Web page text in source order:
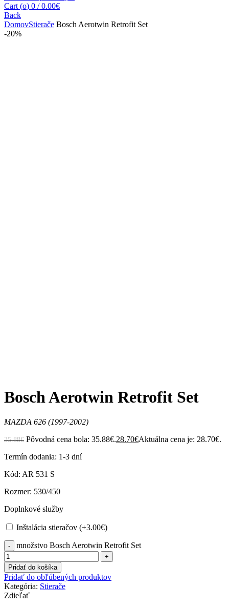
Cart (o) 0 / 0.00€
Back
DomovStierače Bosch Aerotwin Retrofit Set
-20%
Bosch Aerotwin Retrofit Set
MAZDA 626 (1997-2002)
35.88€ Pôvodná cena bola: 35.88€.28.70€Aktuálna cena je: 28.70€.
Termín dodania: 1-3 dní
Kód: AR 531 S
Rozmer: 530/450
Doplnkové služby
Inštalácia stieračov (+3.00€)
množstvo Bosch Aerotwin Retrofit Set
Pridať do košíka
Pridať do obľúbených produktov
Kategória: Stierače
Zdieľať